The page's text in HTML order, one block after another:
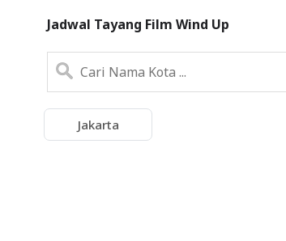
Jadwal Tayang Film Wind Up
Jakarta